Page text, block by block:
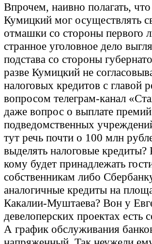
Впрочем, наивно полагать,
Кумицкий мог осуществлять
отмашки со стороны первого
странное уголовное дело
подстава со стороны
разве Кумицкий не
налоговых кредитов с главой
вопросом телеграм-канал
даже вопрос о выплате
подведомственных
тут речь почти о 100 млн
выделять налоговые
кому будет принадлежать
собственникам либо
аналогичные кредиты на
Какалии-Муштаева? Вон у
девелоперских проектах есть
А график обслуживания